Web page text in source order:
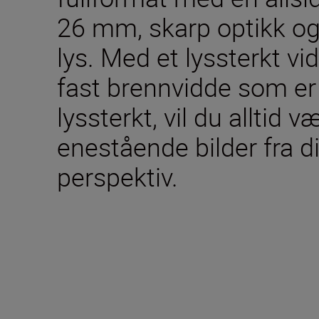
26 mm, skarp optikk
lys. Med et lyssterkt
fast brennvidde som
lyssterkt, vil du alltid
enestående bilder fra
perspektiv.